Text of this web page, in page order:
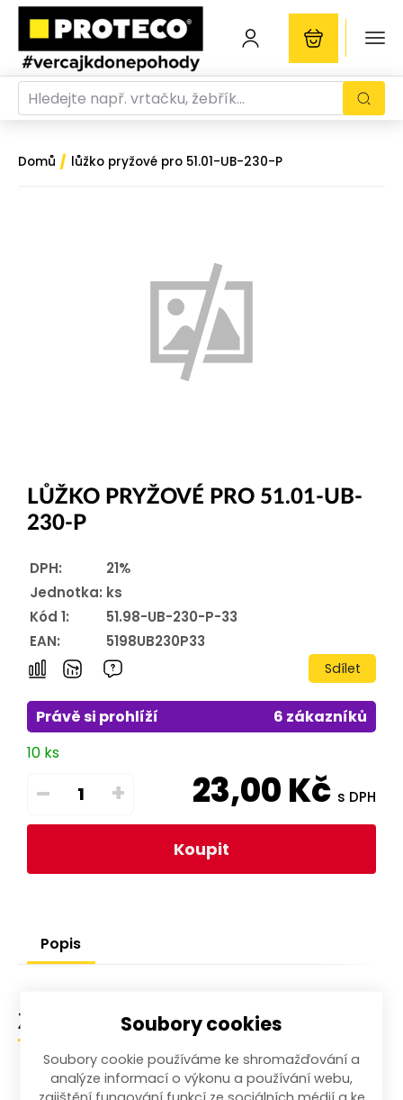
Domů / lůžko pryžové pro 51.01-UB-230-P
LŮŽKO PRYŽOVÉ PRO 51.01-UB-
230-P
DPH:
21%
Jednotka: ks
Kód 1:
51.98-UB-230-P-33
EAN:
5198UB230P33
Sdílet
Právě si prohlíží
6 zákazníků
10 ks
– + 23,00Kč s DPH
Koupit
Popis
Zařazení zbožíSoubory cookies
Soubory cookie používáme ke shromažďování a
analýze informací o výkonu a používání webu,